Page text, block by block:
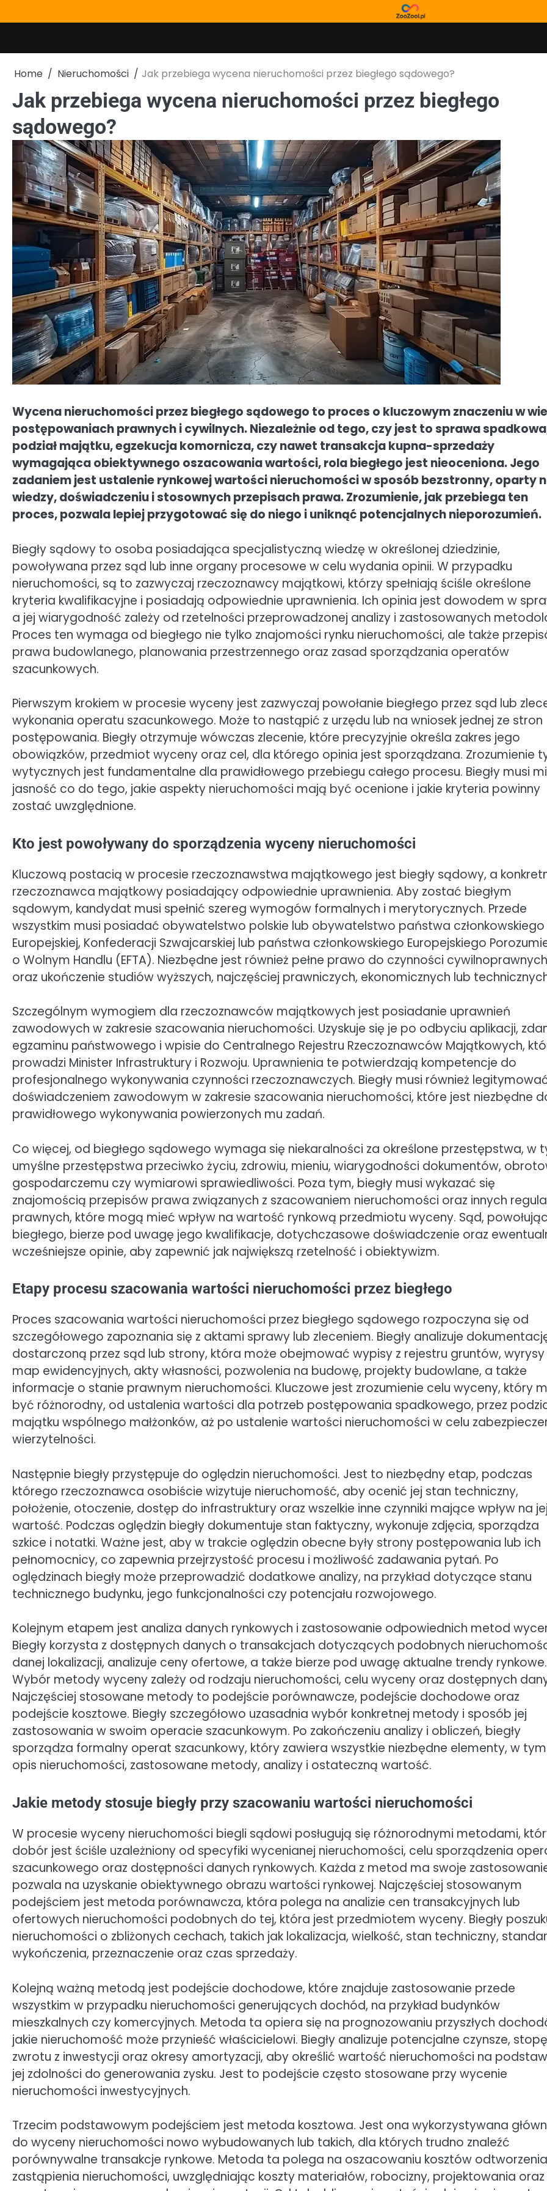
to
Home Nieruchomości Jak przebiega wycena nieruchomości przez biegłego sądowego?
Jak przebiega wycena nieruchomości przez biegłego
sądowego?
Wycena nieruchomości przez biegłego sądowego to proces o kluczowym znaczeniu w
postępowaniach prawnych i cywilnych. Niezależnie od tego, czy jest to sprawa
podział majątku, egzekucja komornicza, czy nawet transakcja kupna-sprzedaży
wymagająca obiektywnego oszacowania wartości, rola biegłego jest nieoceniona. Jego
zadaniem jest ustalenie rynkowej wartości nieruchomości w sposób bezstronny, oparty
wiedzy, doświadczeniu i stosownych przepisach prawa. Zrozumienie, jak przebiega ten
proces, pozwala lepiej przygotować się do niego i uniknąć potencjalnych nieporozumień.
Biegły sądowy to osoba posiadająca specjalistyczną wiedzę w określonej dziedzinie,
powoływana przez sąd lub inne organy procesowe w celu wydania opinii. W przypadku
nieruchomości, są to zazwyczaj rzeczoznawcy majątkowi, którzy spełniają ściśle określone
kryteria kwalifikacyjne i posiadają odpowiednie uprawnienia. Ich opinia jest dowodem w
a jej wiarygodność zależy od rzetelności przeprowadzonej analizy i zastosowanych
Proces ten wymaga od biegłego nie tylko znajomości rynku nieruchomości, ale także
prawa budowlanego, planowania przestrzennego oraz zasad sporządzania operatów
szacunkowych.
Pierwszym krokiem w procesie wyceny jest zazwyczaj powołanie biegłego przez sąd lub
wykonania operatu szacunkowego. Może to nastąpić z urzędu lub na wniosek jednej ze stron
postępowania. Biegły otrzymuje wówczas zlecenie, które precyzyjnie określa zakres jego
obowiązków, przedmiot wyceny oraz cel, dla którego opinia jest sporządzana. Zrozumienie
wytycznych jest fundamentalne dla prawidłowego przebiegu całego procesu. Biegły musi
jasność co do tego, jakie aspekty nieruchomości mają być ocenione i jakie kryteria powinny
zostać uwzględnione.
Kto jest powoływany do sporządzenia wyceny nieruchomości
Kluczową postacią w procesie rzeczoznawstwa majątkowego jest biegły sądowy, a
rzeczoznawca majątkowy posiadający odpowiednie uprawnienia. Aby zostać biegłym
sądowym, kandydat musi spełnić szereg wymogów formalnych i merytorycznych. Przede
wszystkim musi posiadać obywatelstwo polskie lub obywatelstwo państwa członkowskiego
Europejskiej, Konfederacji Szwajcarskiej lub państwa członkowskiego Europejskiego
o Wolnym Handlu (EFTA). Niezbędne jest również pełne prawo do czynności cywilnoprawnych
oraz ukończenie studiów wyższych, najczęściej prawniczych, ekonomicznych lub
Szczególnym wymogiem dla rzeczoznawców majątkowych jest posiadanie uprawnień
zawodowych w zakresie szacowania nieruchomości. Uzyskuje się je po odbyciu aplikacji,
egzaminu państwowego i wpisie do Centralnego Rejestru Rzeczoznawców Majątkowych,
prowadzi Minister Infrastruktury i Rozwoju. Uprawnienia te potwierdzają kompetencje do
profesjonalnego wykonywania czynności rzeczoznawczych. Biegły musi również
doświadczeniem zawodowym w zakresie szacowania nieruchomości, które jest niezbędne
prawidłowego wykonywania powierzonych mu zadań.
Co więcej, od biegłego sądowego wymaga się niekaralności za określone przestępstwa, w
umyślne przestępstwa przeciwko życiu, zdrowiu, mieniu, wiarygodności dokumentów,
gospodarczemu czy wymiarowi sprawiedliwości. Poza tym, biegły musi wykazać się
znajomością przepisów prawa związanych z szacowaniem nieruchomości oraz innych
prawnych, które mogą mieć wpływ na wartość rynkową przedmiotu wyceny. Sąd, powołując
biegłego, bierze pod uwagę jego kwalifikacje, dotychczasowe doświadczenie oraz
wcześniejsze opinie, aby zapewnić jak największą rzetelność i obiektywizm.
Etapy procesu szacowania wartości nieruchomości przez biegłego
Proces szacowania wartości nieruchomości przez biegłego sądowego rozpoczyna się od
szczegółowego zapoznania się z aktami sprawy lub zleceniem. Biegły analizuje
dostarczoną przez sąd lub strony, która może obejmować wypisy z rejestru gruntów, wyrysy
map ewidencyjnych, akty własności, pozwolenia na budowę, projekty budowlane, a także
informacje o stanie prawnym nieruchomości. Kluczowe jest zrozumienie celu wyceny, który
być różnorodny, od ustalenia wartości dla potrzeb postępowania spadkowego, przez
majątku wspólnego małżonków, aż po ustalenie wartości nieruchomości w celu
wierzytelności.
Następnie biegły przystępuje do oględzin nieruchomości. Jest to niezbędny etap, podczas
którego rzeczoznawca osobiście wizytuje nieruchomość, aby ocenić jej stan techniczny,
położenie, otoczenie, dostęp do infrastruktury oraz wszelkie inne czynniki mające wpływ na jej
wartość. Podczas oględzin biegły dokumentuje stan faktyczny, wykonuje zdjęcia, sporządza
szkice i notatki. Ważne jest, aby w trakcie oględzin obecne były strony postępowania lub ich
pełnomocnicy, co zapewnia przejrzystość procesu i możliwość zadawania pytań. Po
oględzinach biegły może przeprowadzić dodatkowe analizy, na przykład dotyczące stanu
technicznego budynku, jego funkcjonalności czy potencjału rozwojowego.
Kolejnym etapem jest analiza danych rynkowych i zastosowanie odpowiednich metod
Biegły korzysta z dostępnych danych o transakcjach dotyczących podobnych
danej lokalizacji, analizuje ceny ofertowe, a także bierze pod uwagę aktualne trendy rynkowe.
Wybór metody wyceny zależy od rodzaju nieruchomości, celu wyceny oraz dostępnych
Najczęściej stosowane metody to podejście porównawcze, podejście dochodowe oraz
podejście kosztowe. Biegły szczegółowo uzasadnia wybór konkretnej metody i sposób jej
zastosowania w swoim operacie szacunkowym. Po zakończeniu analizy i obliczeń, biegły
sporządza formalny operat szacunkowy, który zawiera wszystkie niezbędne elementy, w tym
opis nieruchomości, zastosowane metody, analizy i ostateczną wartość.
Jakie metody stosuje biegły przy szacowaniu wartości nieruchomości
W procesie wyceny nieruchomości biegli sądowi posługują się różnorodnymi metodami,
dobór jest ściśle uzależniony od specyfiki wycenianej nieruchomości, celu sporządzenia
szacunkowego oraz dostępności danych rynkowych. Każda z metod ma swoje
pozwala na uzyskanie obiektywnego obrazu wartości rynkowej. Najczęściej stosowanym
podejściem jest metoda porównawcza, która polega na analizie cen transakcyjnych lub
ofertowych nieruchomości podobnych do tej, która jest przedmiotem wyceny. Biegły
nieruchomości o zbliżonych cechach, takich jak lokalizacja, wielkość, stan techniczny,
wykończenia, przeznaczenie oraz czas sprzedaży.
Kolejną ważną metodą jest podejście dochodowe, które znajduje zastosowanie przede
wszystkim w przypadku nieruchomości generujących dochód, na przykład budynków
mieszkalnych czy komercyjnych. Metoda ta opiera się na prognozowaniu przyszłych
jakie nieruchomość może przynieść właścicielowi. Biegły analizuje potencjalne czynsze, stopę
zwrotu z inwestycji oraz okresy amortyzacji, aby określić wartość nieruchomości na
jej zdolności do generowania zysku. Jest to podejście często stosowane przy wycenie
nieruchomości inwestycyjnych.
Trzecim podstawowym podejściem jest metoda kosztowa. Jest ona wykorzystywana
do wyceny nieruchomości nowo wybudowanych lub takich, dla których trudno znaleźć
porównywalne transakcje rynkowe. Metoda ta polega na oszacowaniu kosztów
zastąpienia nieruchomości, uwzględniając koszty materiałów, robocizny, projektowania oraz